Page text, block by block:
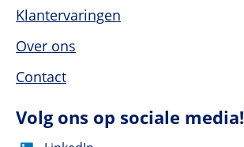
Klantervaringen
Over ons
Contact
Volg ons op sociale media!